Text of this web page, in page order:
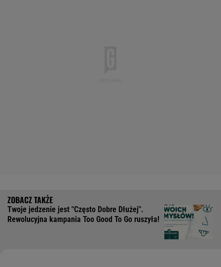
Twoje jedzenie jest "Często Dobre Dłużej".
Rewolucyjna kampania Too Good To Go ruszyła!